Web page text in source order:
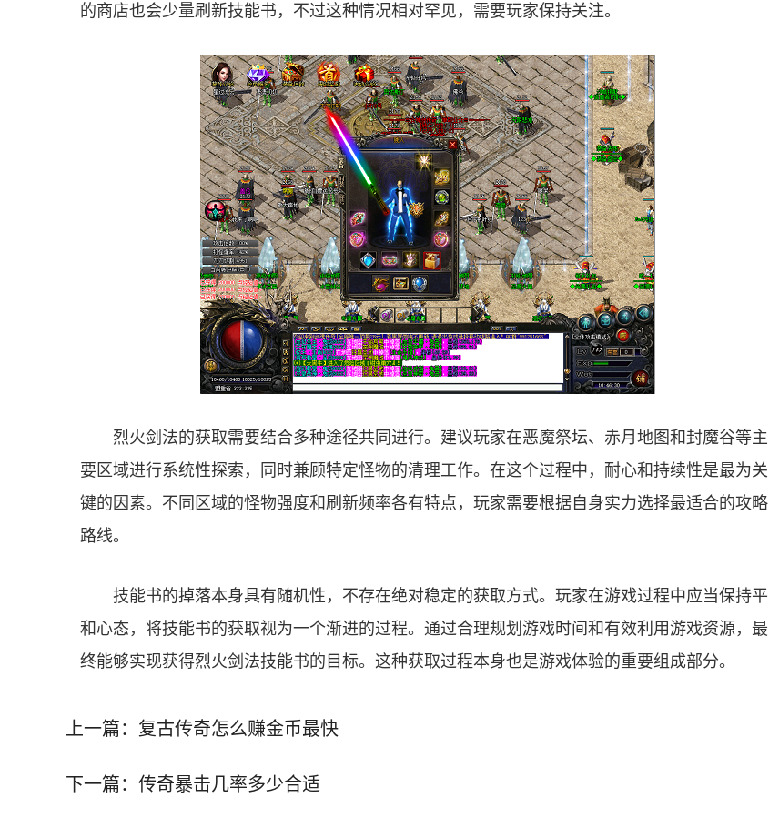
的商店也会少量刷新技能书，不过这种情况相对罕见，需要玩家保持关注。
烈火剑法的获取需要结合多种途径共同进行。建议玩家在恶魔祭坛、赤月地图和封魔谷等主
要区域进行系统性探索，同时兼顾特定怪物的清理工作。在这个过程中，耐心和持续性是最为关
键的因素。不同区域的怪物强度和刷新频率各有特点，玩家需要根据自身实力选择最适合的攻略
路线。
技能书的掉落本身具有随机性，不存在绝对稳定的获取方式。玩家在游戏过程中应当保持平
和心态，将技能书的获取视为一个渐进的过程。通过合理规划游戏时间和有效利用游戏资源，最
终能够实现获得烈火剑法技能书的目标。这种获取过程本身也是游戏体验的重要组成部分。
上一篇： 复古传奇怎么赚金币最快
下一篇： 传奇暴击几率多少合适